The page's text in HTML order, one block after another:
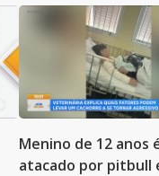
Menino de 12 anos
atacado por pitbull